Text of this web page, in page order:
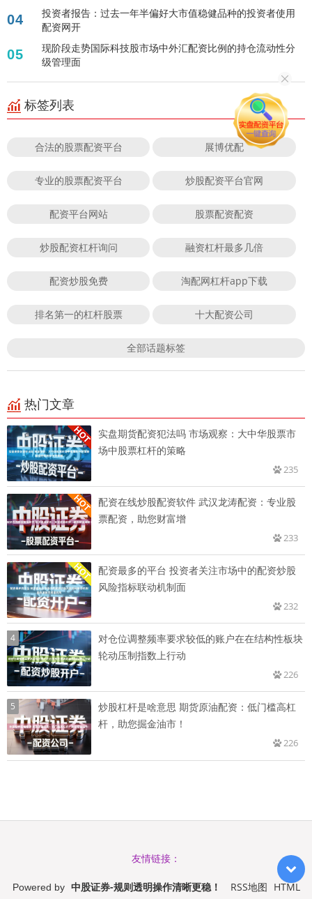
04
投资者报告：过去一年半偏好大市值稳健品种的投资者使用
配资网开
05
现阶段走势国际科技股市场中外汇配资比例的持仓流动性分
级管理面
标签列表
合法的股票配资平台 展博优配
专业的股票配资平台 炒股配资平台官网
配资平台网站 股票配资配资
炒股配资杠杆询问 融资杠杆最多几倍
配资炒股免费 淘配网杠杆app下载
排名第一的杠杆股票 十大配资公司
全部话题标签
热门文章
实盘期货配资犯法吗 市场观察：大中华股票市
场中股票杠杆的策略
235
配资在线炒股配资软件 武汉龙涛配资：专业股
票配资，助您财富增
233
配资最多的平台 投资者关注市场中的配资炒股
风险指标联动机制面
232
4
对仓位调整频率要求较低的账户在在结构性板块
轮动压制指数上行动
226
5
炒股杠杆是啥意思 期货原油配资：低门槛高杠
杆，助您掘金油市！
226
友情链接：
Powered by 中股证券-规则透明操作清晰更稳！ RSS地图 HTML